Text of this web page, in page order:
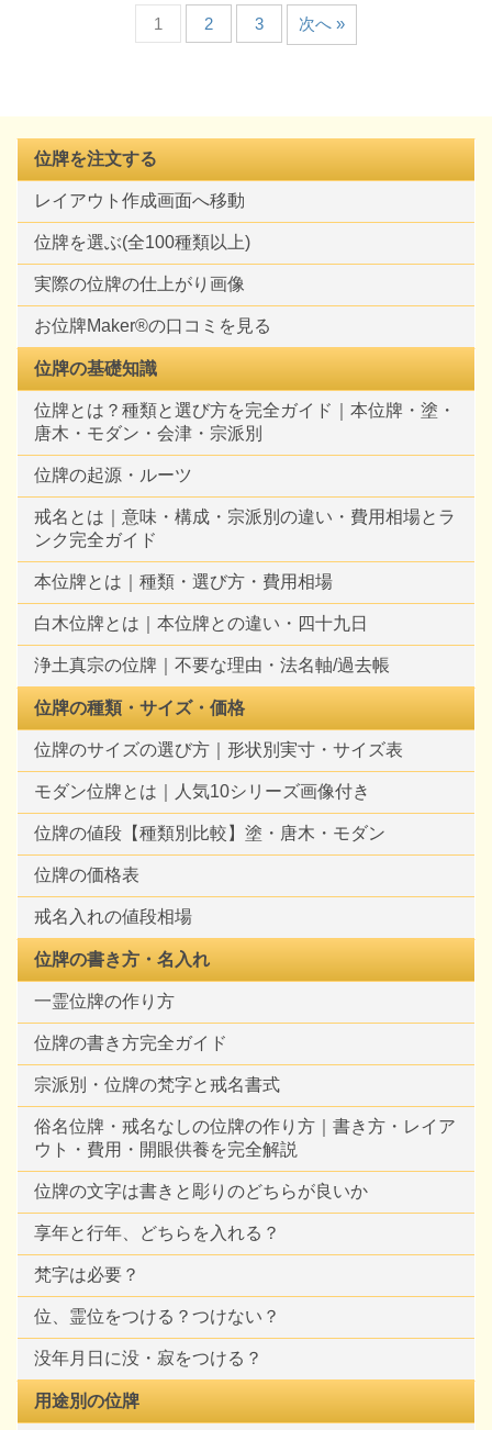
1 2 3 次へ »
位牌を注文する
レイアウト作成画面へ移動
位牌を選ぶ(全100種類以上)
実際の位牌の仕上がり画像
お位牌Maker®の口コミを見る
位牌の基礎知識
位牌とは？種類と選び方を完全ガイド｜本位牌・塗・
唐木・モダン・会津・宗派別
位牌の起源・ルーツ
戒名とは｜意味・構成・宗派別の違い・費用相場とラ
ンク完全ガイド
本位牌とは｜種類・選び方・費用相場
白木位牌とは｜本位牌との違い・四十九日
浄土真宗の位牌｜不要な理由・法名軸/過去帳
位牌の種類・サイズ・価格
位牌のサイズの選び方｜形状別実寸・サイズ表
モダン位牌とは｜人気10シリーズ画像付き
位牌の値段【種類別比較】塗・唐木・モダン
位牌の価格表
戒名入れの値段相場
位牌の書き方・名入れ
一霊位牌の作り方
位牌の書き方完全ガイド
宗派別・位牌の梵字と戒名書式
俗名位牌・戒名なしの位牌の作り方｜書き方・レイア
ウト・費用・開眼供養を完全解説
位牌の文字は書きと彫りのどちらが良いか
享年と行年、どちらを入れる？
梵字は必要？
位、霊位をつける？つけない？
没年月日に没・寂をつける？
用途別の位牌